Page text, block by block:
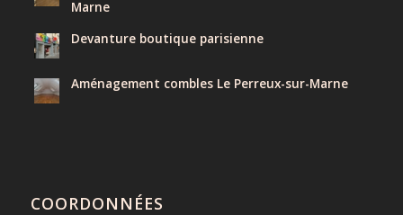
Marne
Devanture boutique parisienne
Aménagement combles Le Perreux-sur-Marne
COORDONNÉES